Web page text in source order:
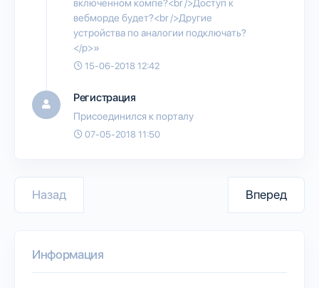
включенном компе?<br />Доступ к
вебморде будет?<br />Другие
устройства по аналогии подключать?
</p>»
15-06-2018 12:42
Регистрация
Присоединился к порталу
07-05-2018 11:50
Назад Вперед
Информация